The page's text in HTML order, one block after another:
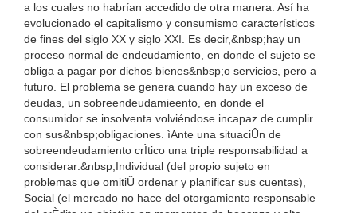
a los cuales no habrían accedido de otra manera. Así ha
evolucionado el capitalismo y consumismo característicos
de fines del siglo XX y siglo XXI. Es decir,&nbsp;hay un
proceso normal de endeudamiento, en donde el sujeto se
obliga a pagar por dichos bienes&nbsp;o servicios, pero a
futuro. El problema se genera cuando hay un exceso de
deudas, un sobreendeudamieento, en donde el
consumidor se insolventa volviéndose incapaz de cumplir
con sus&nbsp;obligaciones. ìAnte una situaciÛn de
sobreendeudamiento crÌtico una triple responsabilidad a
considerar:&nbsp;Individual (del propio sujeto en
problemas que omitiÛ ordenar y planificar sus cuentas),
Social (el mercado no hace del otorgamiento responsable